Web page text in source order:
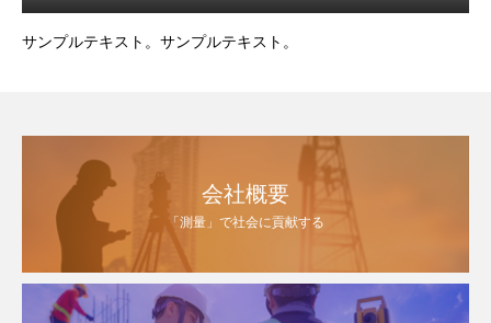
サンプルテキスト。サンプルテキスト。
会社概要
「測量」で社会に貢献する